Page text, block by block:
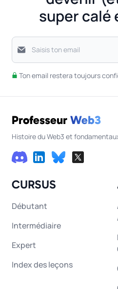
super calé
Saisis ton email
Ton email restera toujours
Professeur Web3
Histoire du Web3 et
CURSUS
Débutant
Intermédiaire
Expert
Index des leçons